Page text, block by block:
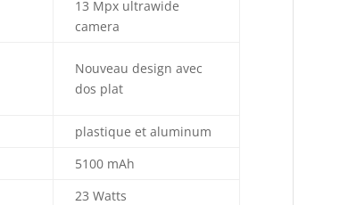
13 Mpx ultrawide
camera
Nouveau design avec
dos plat
plastique et aluminum
5100 mAh
23 Watts